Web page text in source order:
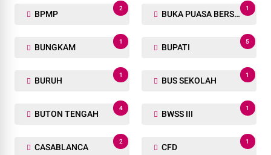
BPMP
2
BUKA PUASA BERSAMA
1
BUNGKAM
1
BUPATI
5
BURUH
1
BUS SEKOLAH
1
BUTON TENGAH
4
BWSS III
1
CASABLANCA
2
CFD
1